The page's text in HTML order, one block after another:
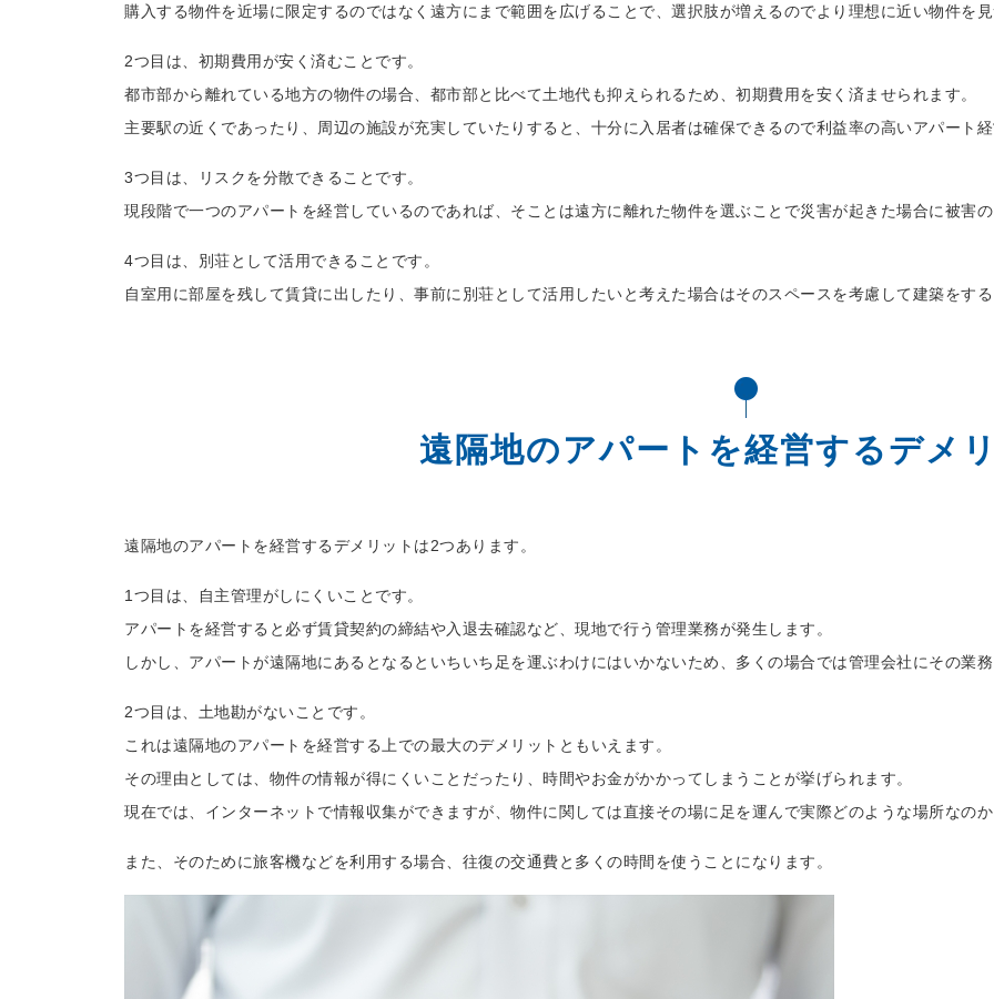
購入する物件を近場に限定するのではなく遠方にまで範囲を広げることで、選択肢が増えるのでより理想に近い物件を
2つ目は、初期費用が安く済むことです。
都市部から離れている地方の物件の場合、都市部と比べて土地代も抑えられるため、初期費用を安く済ませられます。
主要駅の近くであったり、周辺の施設が充実していたりすると、十分に入居者は確保できるので利益率の高いアパート
3つ目は、リスクを分散できることです。
現段階で一つのアパートを経営しているのであれば、そことは遠方に離れた物件を選ぶことで災害が起きた場合に被害
4つ目は、別荘として活用できることです。
自室用に部屋を残して賃貸に出したり、事前に別荘として活用したいと考えた場合はそのスペースを考慮して建築をす
遠隔地のアパートを経営するデメ
遠隔地のアパートを経営するデメリットは2つあります。
1つ目は、自主管理がしにくいことです。
アパートを経営すると必ず賃貸契約の締結や入退去確認など、現地で行う管理業務が発生します。
しかし、アパートが遠隔地にあるとなるといちいち足を運ぶわけにはいかないため、多くの場合では管理会社にその業
2つ目は、土地勘がないことです。
これは遠隔地のアパートを経営する上での最大のデメリットともいえます。
その理由としては、物件の情報が得にくいことだったり、時間やお金がかかってしまうことが挙げられます。
現在では、インターネットで情報収集ができますが、物件に関しては直接その場に足を運んで実際どのような場所なの
また、そのために旅客機などを利用する場合、往復の交通費と多くの時間を使うことになります。